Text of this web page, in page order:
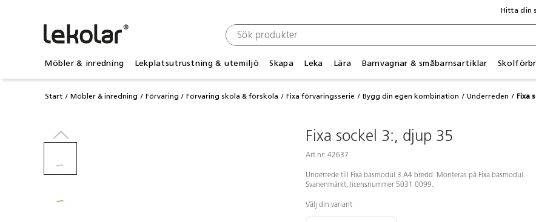
Möbler & inredning Lekplatsutrustning & utemiljö Skapa Leka Lära Barnvagnar & småbarnsartiklar
Hitta din
Start Möbler & inredning Förvaring Förvaring skola & förskola Fixa förvaringsserie Bygg din egen kombination Underreden Fixa
Fixa sockel 3:, djup 35
Art.nr: 42637
Underrede till Fixa basmodul 3 A4 bredd. Monteras på Fixa basmodul.
Svanenmärkt, licensnummer 5031 0099.
Välj din variant